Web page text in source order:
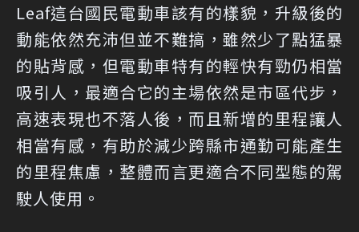
Leaf這台國民電動車該有的樣貌，升級後的
動能依然充沛但並不難搞，雖然少了點猛暴
的貼背感，但電動車特有的輕快有勁仍相當
吸引人，最適合它的主場依然是市區代步，
高速表現也不落人後，而且新增的里程讓人
相當有感，有助於減少跨縣市通勤可能產生
的里程焦慮，整體而言更適合不同型態的駕
駛人使用。